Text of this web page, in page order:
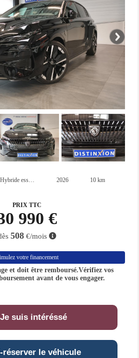
Hybride essence 2026 10 km
PRIX TTC
990 €
508€/mois
votre financement
et doit être remboursé.Vérifiez vos
avant de vous engager.
Je suis intéréssé
réserver le véhicule